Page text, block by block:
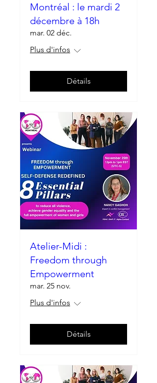
Montréal : le mardi 2
décembre à 18h
mar. 02 déc.
Plus d'infos
Détails
Atelier-Midi :
Freedom through
Empowerment
mar. 25 nov.
Plus d'infos
Détails